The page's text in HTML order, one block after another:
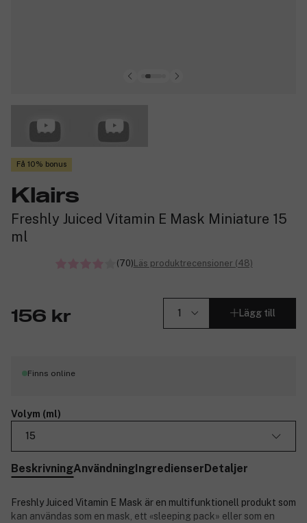
Få 10% bonus
Klairs
Freshly Juiced Vitamin E Mask Miniature 15
ml
(70)Läs produktrecensioner (48)
156 kr Lägg till
Finns online
Volym (ml)
15
BeskrivningAnvändningIngredienserDetaljer
Freshly Juiced Vitamin E Mask är en multifunktionell produkt som
kan användas som en mask, ett «sleeping pack» eller som en